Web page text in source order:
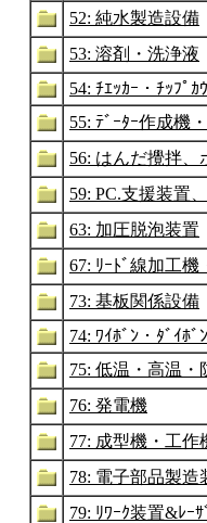
52: 純水製造設備
53: 溶剤・洗浄液
54: ﾁｴｯｶｰ・ﾁｯﾌﾟ
55: ﾃﾞｰﾀｰ作成機
56: はんだ攪拌、
59: PC.支援装置
63: 加圧脱泡装置
67: ﾘｰﾄﾞ線加工
73: 基板関係設備
74: ﾜｲﾎﾞﾝ・ﾀﾞｲﾎﾞ
75: 低温・高温・
76: 発電機
77: 成型機・工作
78: 電子部品製造
79: ﾘﾜｰｸ装置&ﾚｰｻ